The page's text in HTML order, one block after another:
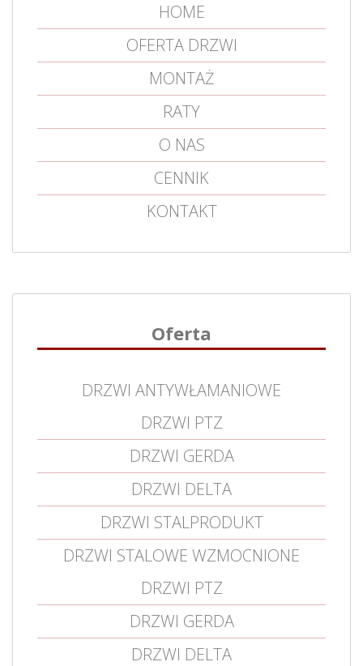
HOME
OFERTA DRZWI
MONTAŻ
RATY
O NAS
CENNIK
KONTAKT
Oferta
DRZWI ANTYWŁAMANIOWE
DRZWI PTZ
DRZWI GERDA
DRZWI DELTA
DRZWI STALPRODUKT
DRZWI STALOWE WZMOCNIONE
DRZWI PTZ
DRZWI GERDA
DRZWI DELTA